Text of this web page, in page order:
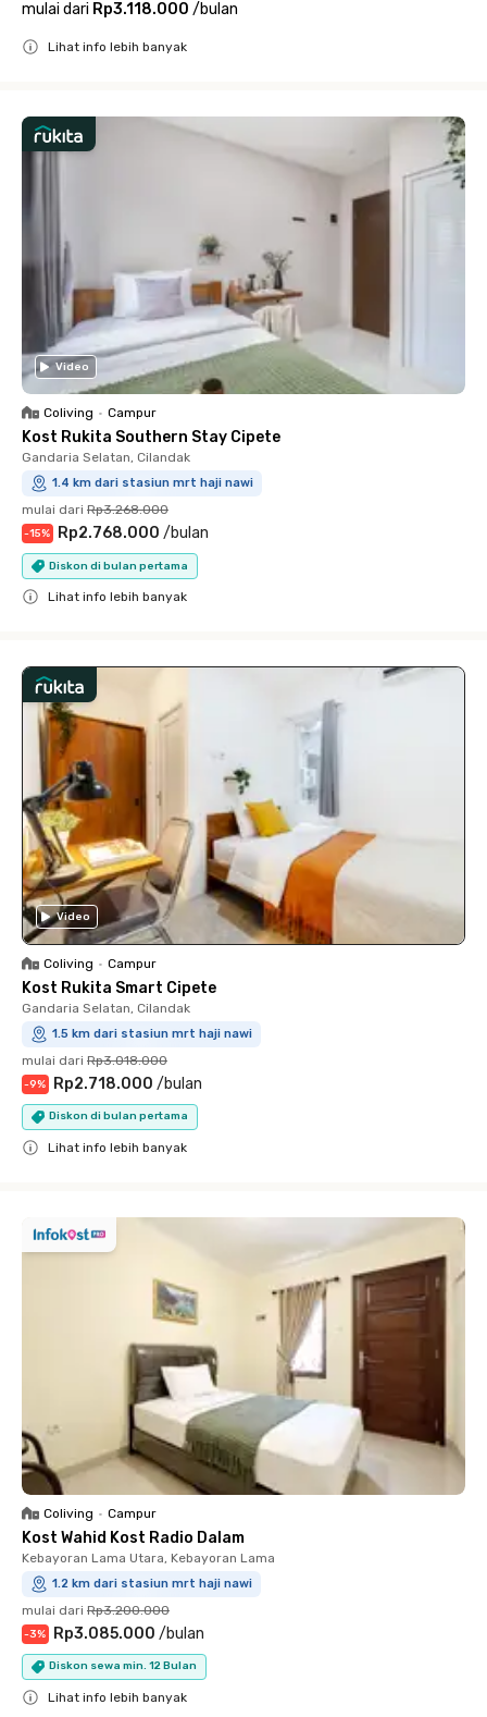
mulai dari Rp3.118.000 /bulan
Lihat info lebih banyak
Video
Coliving • Campur
Kost Rukita Southern Stay Cipete
Gandaria Selatan, Cilandak
1.4 km dari stasiun mrt haji nawi
mulai dari Rp3.268.000
-15% Rp2.768.000 /bulan
Diskon di bulan pertama
Lihat info lebih banyak
Video
Coliving • Campur
Kost Rukita Smart Cipete
Gandaria Selatan, Cilandak
1.5 km dari stasiun mrt haji nawi
mulai dari Rp3.018.000
-9% Rp2.718.000 /bulan
Diskon di bulan pertama
Lihat info lebih banyak
Coliving • Campur
Kost Wahid Kost Radio Dalam
Kebayoran Lama Utara, Kebayoran Lama
1.2 km dari stasiun mrt haji nawi
mulai dari Rp3.200.000
-3% Rp3.085.000 /bulan
Diskon sewa min. 12 Bulan
Lihat info lebih banyak